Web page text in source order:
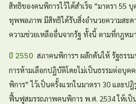
สิทธิของคนพิการไว้ได้สำเร็จ “มาตรา 55
ทุพพลภาพ มีสิทธิได้รับสิ่งอำนวยความสะด
ความช่วยเหลืออื่นจากรัฐ ทั้งนี้ ตามที่กฎห
ปี 2550 สภาคนพิการฯ ผลักดันให้ รัฐธร
การห้ามเลือกปฏิบัติโดยไม่เป็นธรรมต่อบุค
พิการ” ไว้เป็นครั้งแรกในมาตรา 30 และ
ฟื้นฟูสมรรถภาพคนพิการ พ.ศ. 2534 ให้เป็